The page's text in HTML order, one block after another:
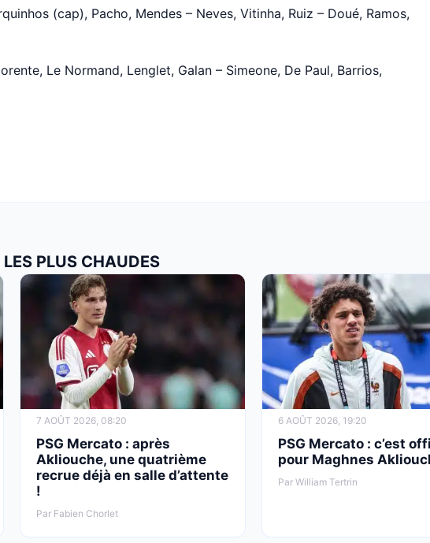
(cap), Pacho, Mendes – Neves, Vitinha, Ruiz – Doué, Ramos,
Le Normand, Lenglet, Galan – Simeone, De Paul, Barrios,
PLUS CHAUDES
7 AOÛT 2026, 08:20
PSG Mercato : après
Akliouche, une quatrième
recrue déjà en salle d’attente
!
Par Fabien Chorlet
6 AOÛT 2026, 19:20
PSG Mercato : c’est
pour Maghnes
Par William Tertrin